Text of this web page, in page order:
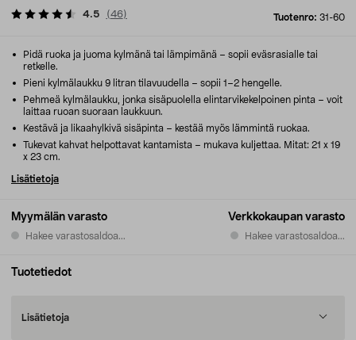
Tuotenro: 31-60
4.5 (46)
Myymälän varasto
Hakee varastosaldoa...
Verkkokaupan varasto
Hakee varastosaldoa...
Pidä ruoka ja juoma kylmänä tai lämpimänä – sopii eväsrasialle tai
retkelle.
Pieni kylmälaukku 9 litran tilavuudella – sopii 1–2 hengelle.
Pehmeä kylmälaukku, jonka sisäpuolella elintarvikekelpoinen pinta – voit
laittaa ruoan suoraan laukkuun.
Kestävä ja likaahylkivä sisäpinta – kestää myös lämmintä ruokaa.
Tukevat kahvat helpottavat kantamista – mukava kuljettaa. Mitat: 21 x 19
x 23 cm.
Lisätietoja
Tuotetiedot
Lisätietoja